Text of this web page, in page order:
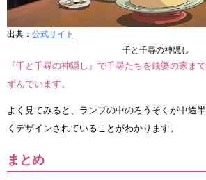
出典： 公式サイト
千と千尋の神隠し
『千と千尋の神隠し』で千尋たちを銭婆の家ま
ずんでいます。
よく見てみると、ランプの中のろうそくが中途
くデザインされていることがわかります。
まとめ